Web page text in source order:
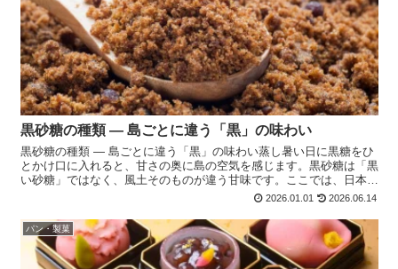
黒砂糖の種類 ― 島ごとに違う「黒」の味わい
黒砂糖の種類 ― 島ごとに違う「黒」の味わい蒸し暑い日に黒糖をひ
とかけ口に入れると、甘さの奥に島の空気を感じます。黒砂糖は「黒
い砂糖」ではなく、風土そのものが違う甘味です。ここでは、日本で
流通する黒砂糖の種類を、製法と産地の違いからご紹介し...
2026.01.01 2026.06.14
パン・製菓